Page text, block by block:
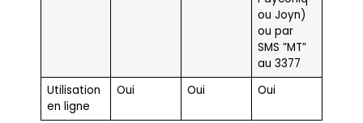
ou Joyn)
ou par
SMS ”MT”
au 3377
Utilisation
en ligne
Oui Oui Oui